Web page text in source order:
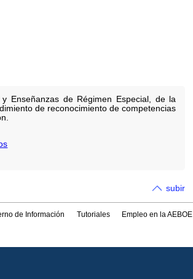
Enseñanzas de Régimen Especial, de la
de reconocimiento de competencias
subir
de Información Tutoriales Empleo en la AEBOE